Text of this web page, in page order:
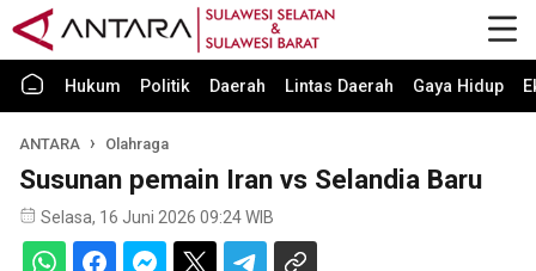
Hukum Politik Daerah Lintas Daerah Gaya Hidup
ANTARA Olahraga
Susunan pemain Iran vs Selandia Baru
Selasa, 16 Juni 2026 09:24 WIB